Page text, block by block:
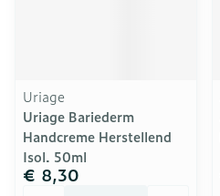
Uriage
Uriage Bariederm
Handcreme Herstellend
Isol. 50ml
€ 8,30